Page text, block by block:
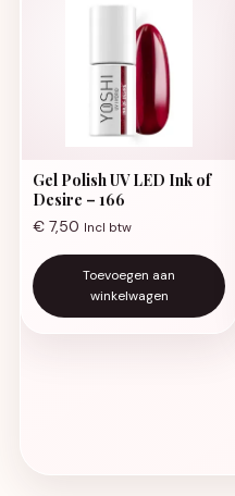
Gel Polish UV LED Ink of
Desire – 166
€ 7,50 Incl btw
Toevoegen aan
winkelwagen